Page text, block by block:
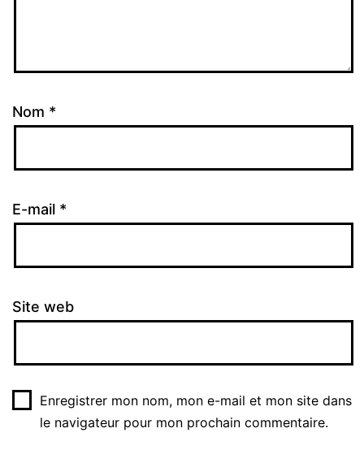
Nom *
E-mail *
Site web
Enregistrer mon nom, mon e-mail et mon site dans
le navigateur pour mon prochain commentaire.